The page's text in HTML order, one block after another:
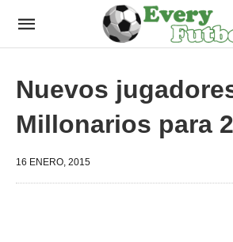
Nuevos
Millonarios para
16 ENERO, 2015